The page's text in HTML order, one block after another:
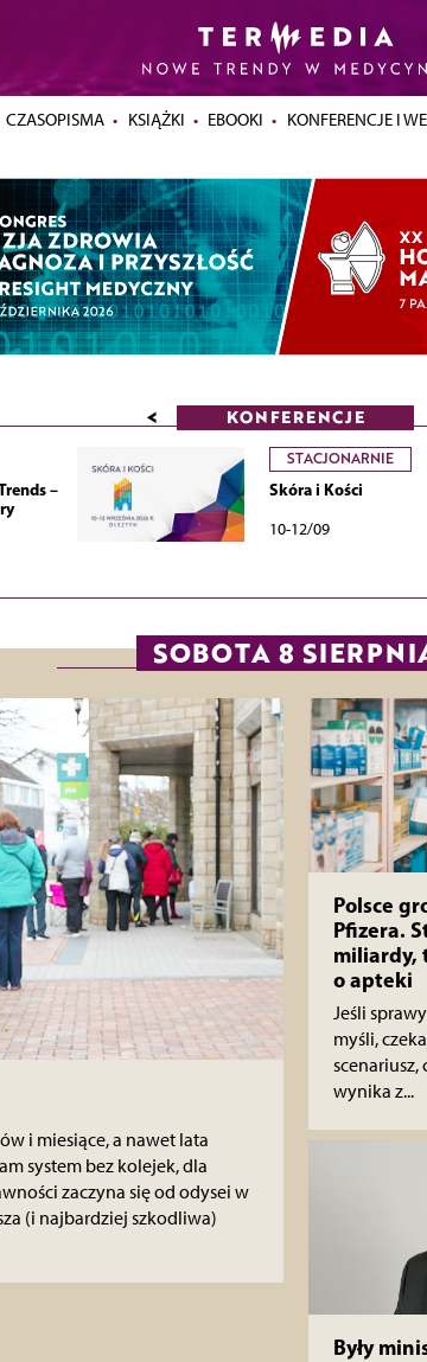
CZASOPISMA KSIĄŻKI EBOOKI KONFERENCJE I
< KONFERENCJE
–
STACJONARNIE
Skóra i Kości
10-12/09
SOBOTA 8
i miesiące, a nawet lata
system bez kolejek, dla
zaczyna się od odysei w
(i najbardziej szkodliwa)
Polsce
Pfizera.
miliardy,
o apteki
Jeśli
myśli,
scenariusz,
wynika z...
Były